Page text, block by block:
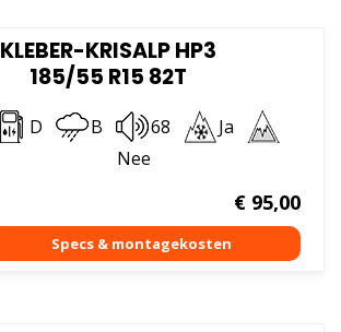
KLEBER-KRISALP HP3
185/55 R15 82T
D B 68
Ja
Nee
€95,00